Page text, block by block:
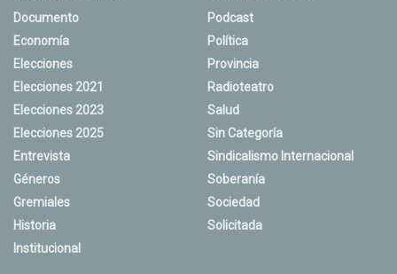
Documento
Economía
Elecciones
Elecciones 2021
Elecciones 2023
Elecciones 2025
Entrevista
Géneros
Gremiales
Historia
Institucional
Podcast
Política
Provincia
Radioteatro
Salud
Sin Categoría
Sindicalismo Internacional
Soberanía
Sociedad
Solicitada